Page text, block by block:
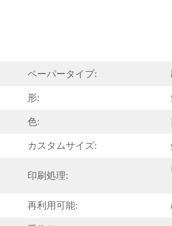
ペーパータイプ:
形:
色:
カスタムサイズ:
印刷処理:
再利用可能: